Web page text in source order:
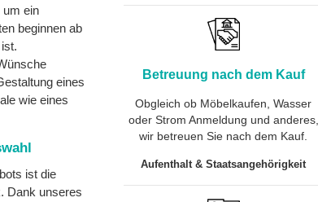
um ein
beginnen ab
eines
wie eines
ist die
Dank unseres
Betreuung nach dem Kauf
Obgleich ob Möbelkaufen, Wasser
oder Strom Anmeldung und anderes,
wir betreuen Sie nach dem Kauf.
Aufenthalt & Staatsangehörigkeit